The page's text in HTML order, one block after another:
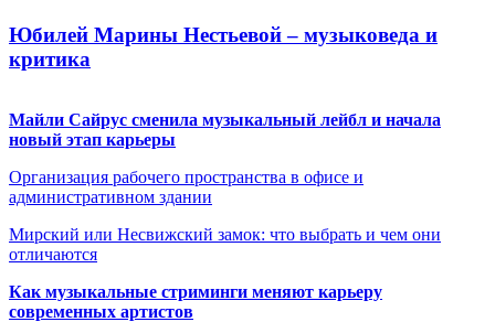
Юбилей Марины Нестьевой – музыковеда и
критика
Майли Сайрус сменила музыкальный лейбл и начала
новый этап карьеры
Организация рабочего пространства в офисе и
административном здании
Мирский или Несвижский замок: что выбрать и чем они
отличаются
Как музыкальные стриминги меняют карьеру
современных артистов